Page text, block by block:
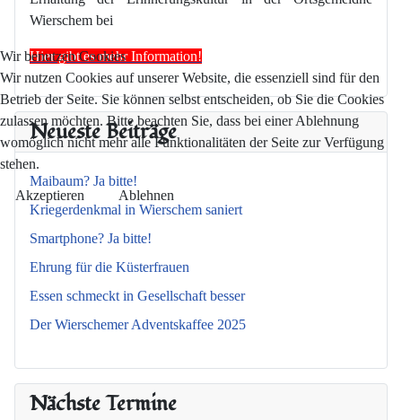
Wierschem bei
Hier gibt es mehr Information!
Neueste Beiträge
Maibaum? Ja bitte!
Kriegerdenkmal in Wierschem saniert
Smartphone? Ja bitte!
Ehrung für die Küsterfrauen
Essen schmeckt in Gesellschaft besser
Der Wierschemer Adventskaffee 2025
Nächste Termine
Wir benutzen Cookies
Wir nutzen Cookies auf unserer Website, die essenziell sind für den
Betrieb der Seite. Sie können selbst entscheiden, ob Sie die Cookies
zulassen möchten. Bitte beachten Sie, dass bei einer Ablehnung
womöglich nicht mehr alle Funktionalitäten der Seite zur Verfügung
stehen.
Akzeptieren Ablehnen